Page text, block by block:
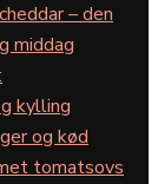
– den
middag
kylling
og kød
tomatsovs